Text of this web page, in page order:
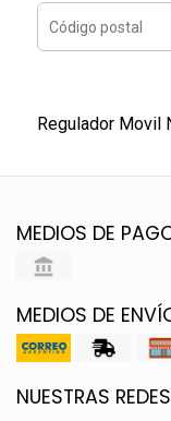
Regulador Movil
MEDIOS DE
MEDIOS DE
NUESTRAS